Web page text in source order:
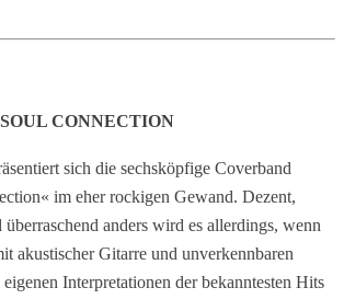
CONNECTION
sich die sechsköpfige Coverband
im eher rockigen Gewand. Dezent,
überraschend anders wird es allerdings, wenn
akustischer Gitarre und unverkennbaren
Interpretationen der bekanntesten Hits